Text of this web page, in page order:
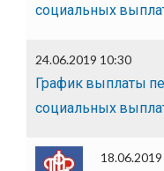
социальных
24.06.2019 10:30
График выплаты
социальных
18.06.2019